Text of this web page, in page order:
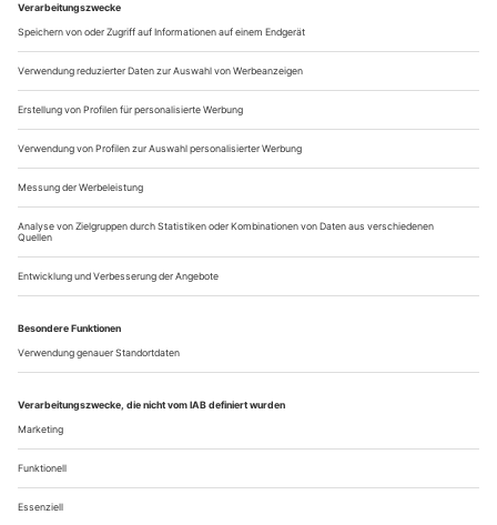
versanken in eisigen Fluten: «Nea­rer my God to Thee». Als
beinahe alles gesagt ist in der Braunschweiger Version von
Thomas Köcks mittlerweile von zahlreichen Bühnen
erforschtem Stück, wenn also im Text die rätselhaft-
vergessenen Gestalten in...
Freie Szene: Ende des Hypes
Eine Doppelpass-Produktion von Schauspiel Leipzig und copy & waste
misst den Puls der Gentrifizierung
Der Hype ist vorbei, zumindest in Leipzig. Zwei Jahre lang
haben das Theaterkollektiv copy & waste und das Schauspiel
sich im Rahmen einer Doppelpassförderung durch die
Kulturstiftung des Bundes in «Ceci n’est pas un HYPE!» mit
Hypezig, dem besseren Berlin und all den anderen Etiketten
beschäftigt, die der zweitgrößten Stadt in Ostdeutschland von
innen und außen...
Über uns Kontakt Kritikerumfrage Newsletter